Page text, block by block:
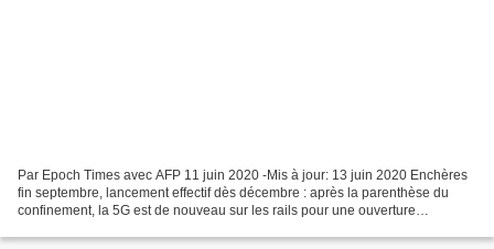
Par Epoch Times avec AFP 11 juin 2020 -Mis à jour: 13 juin 2020 Enchères
fin septembre, lancement effectif dès décembre : après la parenthèse du
confinement, la 5G est de nouveau sur les rails pour une ouverture